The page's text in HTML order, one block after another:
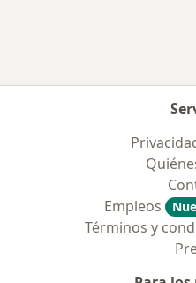
Empleos
Términos y